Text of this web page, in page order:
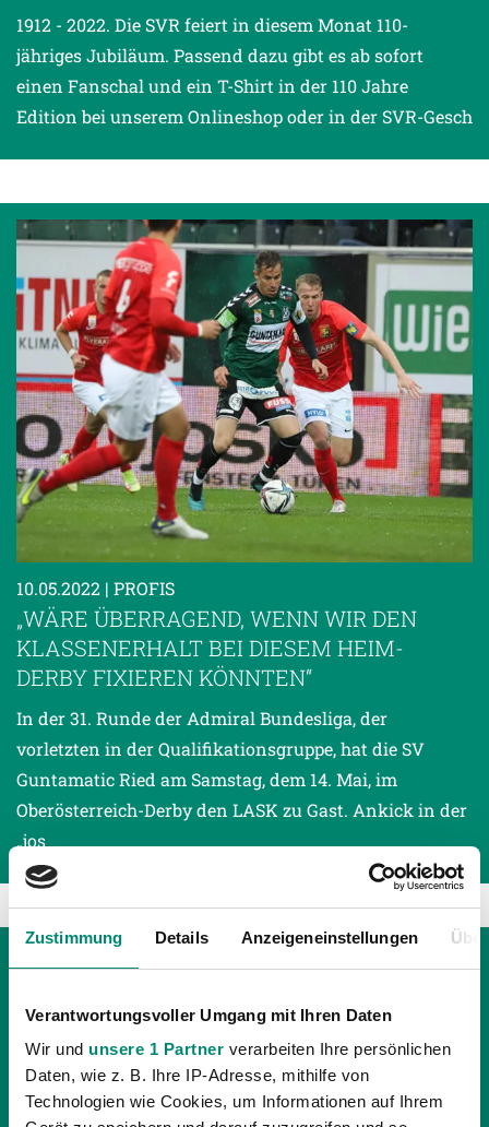
Zustimmung Details Anzeigeneinstellungen
Verantwortungsvoller Umgang mit Ihren Daten
Wir und unsere 1 Partner verarbeiten Ihre persönlichen
Daten, wie z. B. Ihre IP-Adresse, mithilfe von
Technologien wie Cookies, um Informationen auf Ihrem
1912 - 2022. Die SVR feiert in diesem Monat 110-
jähriges Jubiläum. Passend dazu gibt es ab sofort
einen Fanschal und ein T-Shirt in der 110 Jahre
Edition bei unserem Onlineshop oder in der SVR-Gesch
10.05.2022 | PROFIS
„WÄRE ÜBERRAGEND, WENN WIR DEN
KLASSENERHALT BEI DIESEM HEIM-
DERBY FIXIEREN KÖNNTEN“
In der 31. Runde der Admiral Bundesliga, der
vorletzten in der Qualifikationsgruppe, hat die SV
Guntamatic Ried am Samstag, dem 14. Mai, im
Oberösterreich-Derby den LASK zu Gast. Ankick in der
„jos